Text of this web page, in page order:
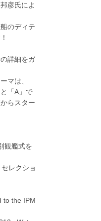
彦氏によ
のディテ
詳細をガ
マは、
「A」で
らスター
観艦式を
レクショ
to the IPM